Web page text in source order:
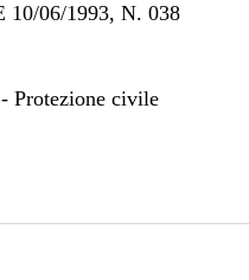
06/1993, N. 038
Protezione civile